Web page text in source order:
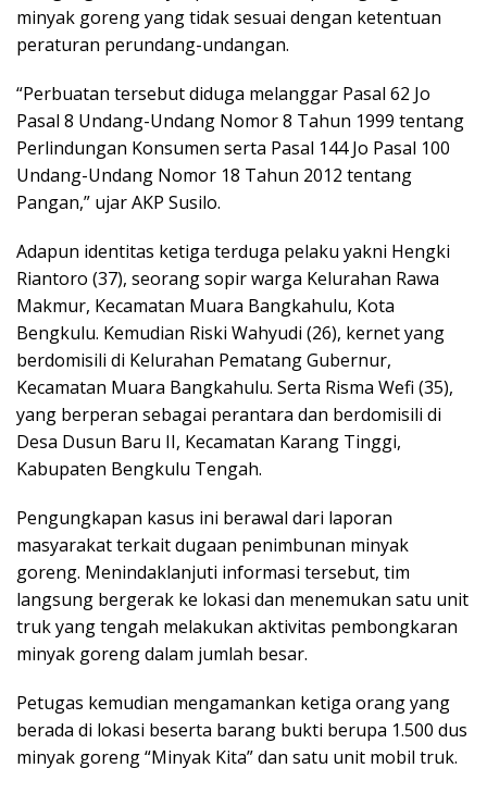
minyak goreng yang tidak sesuai dengan ketentuan
peraturan perundang-undangan.
“Perbuatan tersebut diduga melanggar Pasal 62 Jo
Pasal 8 Undang-Undang Nomor 8 Tahun 1999 tentang
Perlindungan Konsumen serta Pasal 144 Jo Pasal 100
Undang-Undang Nomor 18 Tahun 2012 tentang
Pangan,” ujar AKP Susilo.
Adapun identitas ketiga terduga pelaku yakni Hengki
Riantoro (37), seorang sopir warga Kelurahan Rawa
Makmur, Kecamatan Muara Bangkahulu, Kota
Bengkulu. Kemudian Riski Wahyudi (26), kernet yang
berdomisili di Kelurahan Pematang Gubernur,
Kecamatan Muara Bangkahulu. Serta Risma Wefi (35),
yang berperan sebagai perantara dan berdomisili di
Desa Dusun Baru II, Kecamatan Karang Tinggi,
Kabupaten Bengkulu Tengah.
Pengungkapan kasus ini berawal dari laporan
masyarakat terkait dugaan penimbunan minyak
goreng. Menindaklanjuti informasi tersebut, tim
langsung bergerak ke lokasi dan menemukan satu unit
truk yang tengah melakukan aktivitas pembongkaran
minyak goreng dalam jumlah besar.
Petugas kemudian mengamankan ketiga orang yang
berada di lokasi beserta barang bukti berupa 1.500 dus
minyak goreng “Minyak Kita” dan satu unit mobil truk.